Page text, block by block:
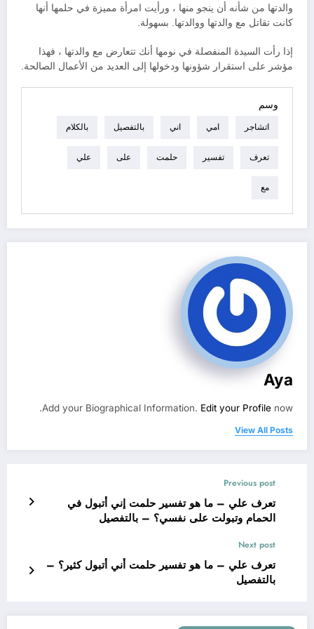
والدتها من شأنه أن ينجو منها ، ورأيت امرأة مميزة في حلمها أنها
كانت تقاتل مع والدتها ووالدتها. بسهولة.
إذا رأت السيدة المنفصلة في نومها أنك تتعارض مع والدتها ، فهذا
مؤشر على استقرار شؤونها ودخولها إلى العديد من الأعمال الصالحة.
وسم
اتشاجر امي اني بالتفصيل بالكلام
تعرف تفسير حلمت على علي
مع
Aya
Add your Biographical Information. Edit your Profile now.
View All Posts
Previous post
تعرف علي – ما هو تفسير حلمت إني أتبول في
الحمام وتبولت على نفسي؟ – بالتفصيل
Next post
تعرف علي – ما هو تفسير حلمت أني أتبول كثير؟ –
بالتفصيل